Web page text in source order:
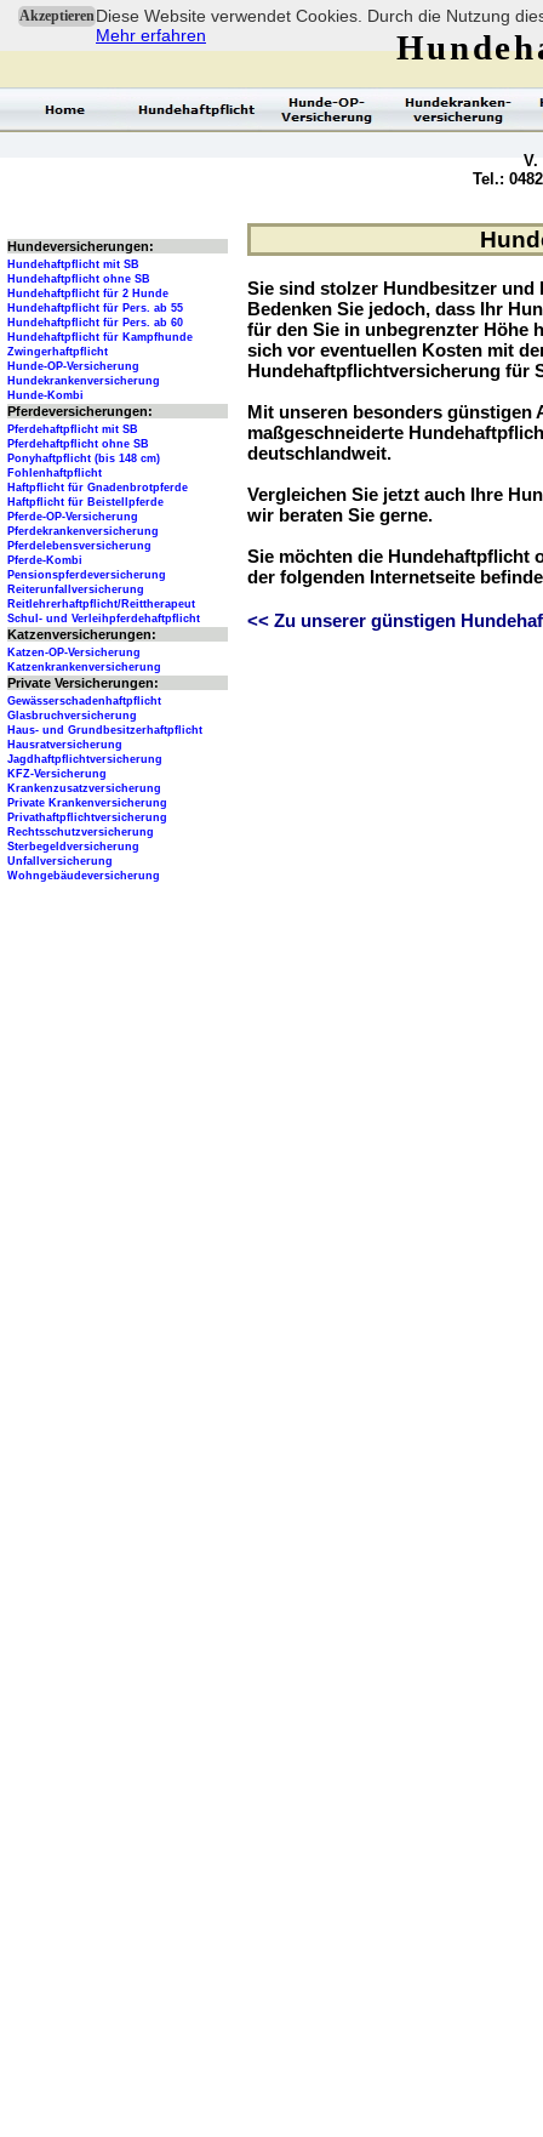
AkzeptierenDiese Website verwendet Cookies. Durch die Nutzung
Mehr erfahren
Sie sind stolzer Hundbesitzer und
Bedenken Sie jedoch, dass Ihr
für den Sie in unbegrenzter Höhe
sich vor eventuellen Kosten mit
Hundehaftpflichtversicherung für
Mit unseren besonders günstigen
maßgeschneiderte
deutschlandweit.
Vergleichen Sie jetzt auch Ihre
wir beraten Sie gerne.
Sie möchten die Hundehaftpflicht
der folgenden Internetseite
<< Zu unserer günstigen
V.
Tel.:
Hundeversicherungen:
Hundehaftpflicht mit SB
Hundehaftpflicht ohne SB
Hundehaftpflicht für 2 Hunde
Hundehaftpflicht für Pers. ab 55
Hundehaftpflicht für Pers. ab 60
Hundehaftpflicht für Kampfhunde
Zwingerhaftpflicht
Hunde-OP-Versicherung
Hundekrankenversicherung
Hunde-Kombi
Pferdeversicherungen:
Pferdehaftpflicht mit SB
Pferdehaftpflicht ohne SB
Ponyhaftpflicht (bis 148 cm)
Fohlenhaftpflicht
Haftpflicht für Gnadenbrotpferde
Haftpflicht für Beistellpferde
Pferde-OP-Versicherung
Pferdekrankenversicherung
Pferdelebensversicherung
Pferde-Kombi
Pensionspferdeversicherung
Reiterunfallversicherung
Reitlehrerhaftpflicht/Reittherapeut
Schul- und Verleihpferdehaftpflicht
Katzenversicherungen:
Katzen-OP-Versicherung
Katzenkrankenversicherung
Private Versicherungen:
Gewässerschadenhaftpflicht
Glasbruchversicherung
Haus- und Grundbesitzerhaftpflicht
Hausratversicherung
Jagdhaftpflichtversicherung
KFZ-Versicherung
Krankenzusatzversicherung
Private Krankenversicherung
Privathaftpflichtversicherung
Rechtsschutzversicherung
Sterbegeldversicherung
Unfallversicherung
Wohngebäudeversicherung